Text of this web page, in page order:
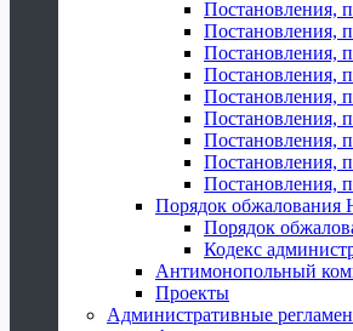
Постановления,
Постановления,
Постановления,
Постановления,
Постановления,
Постановления,
Постановления,
Постановления,
Постановления,
Порядок
Порядок
Кодекс
Антимонопольный
Проекты
Административные